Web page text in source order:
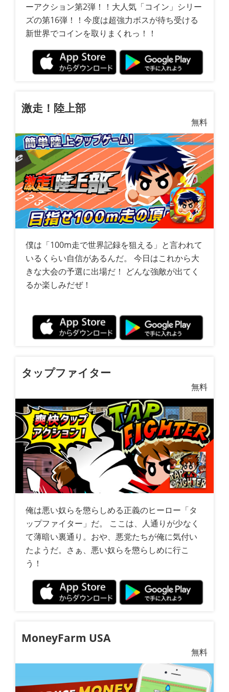
ーアクション第2弾！！大人気「コイン」シリー
ズの第16弾！！今度は超強力ボスが待ち受ける
新世界でコインを取りまくれっ！！
激走！陸上部
無料
僕は「100m走で世界記録を狙える」と言われて
いるくらい自信があるんだ。 今日はこれから大
きな大会の予選に出場だ！ どんな強敵が出てく
るか楽しみだぜ！
タップファイター
無料
俺は悪い奴らを懲らしめる正義のヒーロー「タ
ップファイター」だ。 ここは、人通りが少なく
て薄暗い裏通り。おや、悪党たちが俺に気付い
たようだ。さぁ、悪い奴らを懲らしめに行こ
う！
MoneyFarm USA
無料